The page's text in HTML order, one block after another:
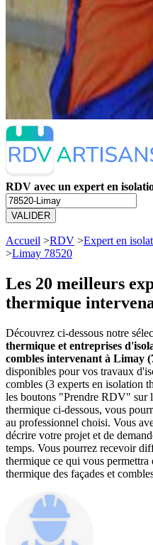
RDV avec un expert en
VALIDER
Accueil >RDV >Expert en
>Limay 78520
Les 20 meilleurs
thermique
Découvrez ci-dessous notre
thermique et entreprises
combles intervenant à Limay
disponibles pour vos travaux
combles (3 experts en isolation
les boutons "Prendre RDV" sur
thermique ci-dessous, vous
au professionnel choisi. Vous
décrire votre projet et de
temps. Vous pourrez recevoir
thermique ce qui vous
thermique des façades et